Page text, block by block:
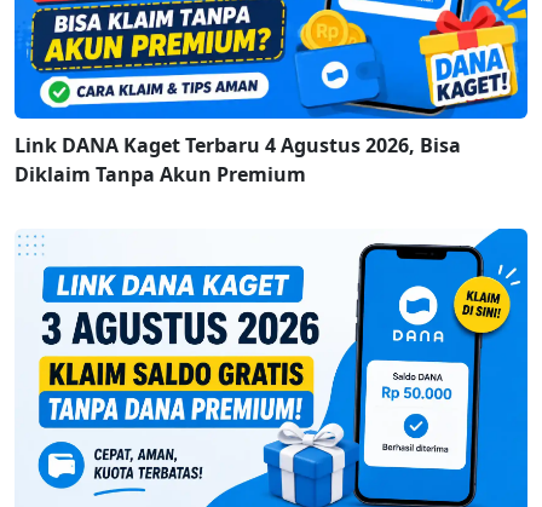
Link DANA Kaget Terbaru 4 Agustus 2026, Bisa
Diklaim Tanpa Akun Premium